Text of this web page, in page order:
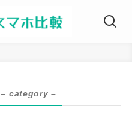
– category –